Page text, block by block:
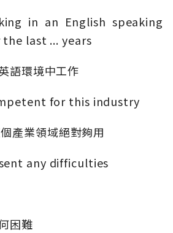
in an English speaking
last ... years
語環境中工作
for this industry
產業領域絕對夠用
any difficulties
困難